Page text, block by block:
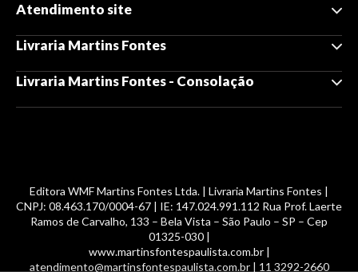
Atendimento site
Livraria Martins Fontes
Livraria Martins Fontes - Consolação
Editora WMF Martins Fontes Ltda. | Livraria Martins Fontes |
CNPJ: 08.463.170/0004-67 | IE: 147.024.991.112 Rua Prof. Laerte
Ramos de Carvalho, 133 – Bela Vista – São Paulo – SP – Cep
01325-030 |
www.martinsfontespaulista.com.br |
atendimento@martinsfontespaulista.com.br | 11 3292-2660